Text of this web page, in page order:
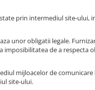
prin intermediul site-ului,
unor obligatii legale.
de a respecta
mijloacelor de comunicare
site-ului.